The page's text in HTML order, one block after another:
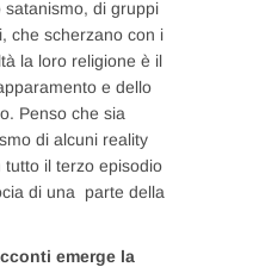
satanismo, di gruppi
che scherzano con i
la loro religione è il
e dello
Penso che sia
di alcuni reality
tutto il terzo episodio
di una parte della
emerge la